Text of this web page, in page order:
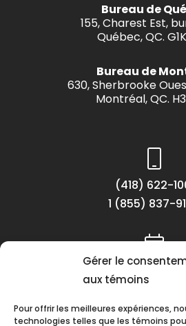
Gérer le
aux témoins
Pour offrir les meilleures expériences,
technologies telles que les témoins
Bureau de
155, Charest Est,
Québec, QC.
Bureau de
630, Sherbrooke
Montréal, QC.
(418) 622-
1 (855) 837-
Lundi au